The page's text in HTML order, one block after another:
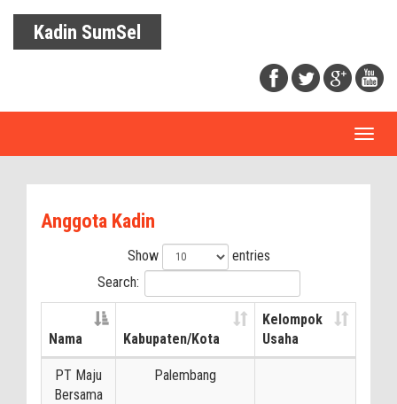
Kadin SumSel
Anggota Kadin
Show
entries
Search:
Nama Kabupaten/Kota
Kelompok
Usaha
PT Maju
Bersama
Palembang